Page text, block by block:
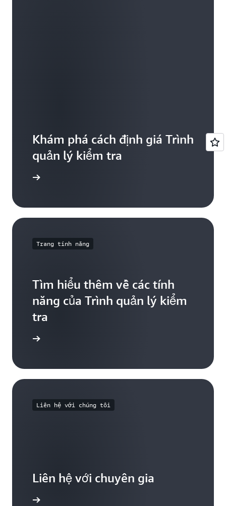
Khám phá cách định giá Trình
quản lý kiểm tra
Trang tính năng
Tìm hiểu thêm về các tính
năng của Trình quản lý kiểm
tra
Liên hệ với chúng tôi
Liên hệ với chuyên gia